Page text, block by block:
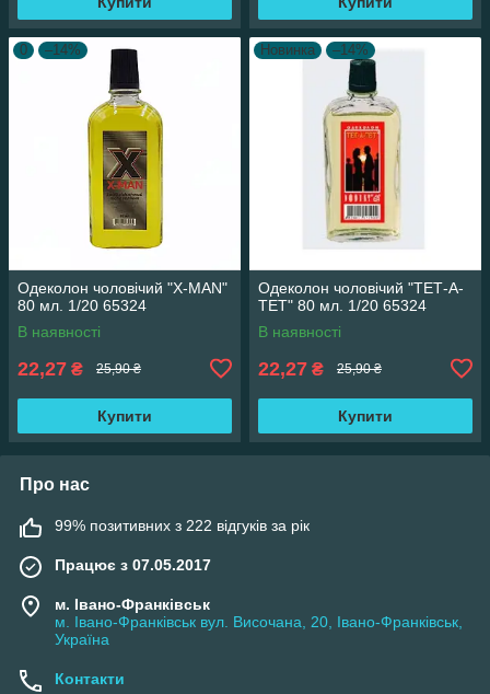
0 –14%
Одеколон чоловічий "Х-MAN"
80 мл. 1/20 65324
В наявності
22,27 ₴ 25,90 ₴
Купити
Новинка –14%
Одеколон чоловічий "ТЕТ-А-
ТЕТ" 80 мл. 1/20 65324
В наявності
22,27 ₴ 25,90 ₴
Купити
Про нас
99% позитивних з 222 відгуків за рік
Працює з 07.05.2017
м. Івано-Франківськ
м. Івано-Франківськ вул. Височана, 20, Івано-Франківськ,
Україна
Контакти